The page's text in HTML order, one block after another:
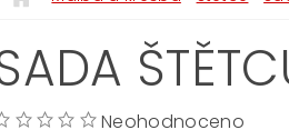
Neohodnoceno